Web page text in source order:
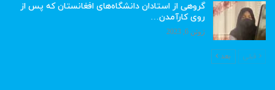
گروهی از استادان دانشگاه‌های افغانستان که پس از
روی کارآمدن…
ژوئن 6, 2023
قبلی بعد